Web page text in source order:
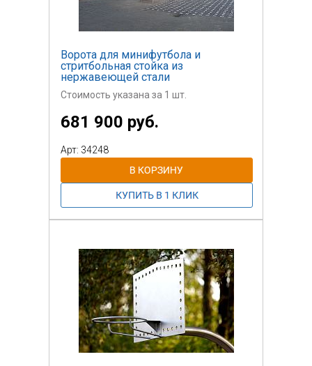
Ворота для минифутбола и
стритбольная стойка из
нержавеющей стали
Стоимость указана за 1 шт.
681 900 руб.
Арт: 34248